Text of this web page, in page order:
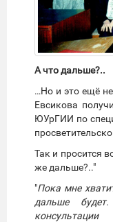
А что дальше?..
…Но и это ещё
Евсикова
ЮУрГИИ по
Так и просится
же дальше?.."
"Пока мне
дальше